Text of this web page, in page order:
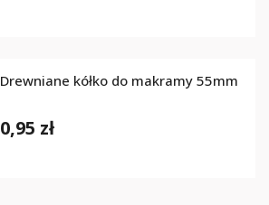
Drewniane kółko do makramy 55mm
0,95 zł